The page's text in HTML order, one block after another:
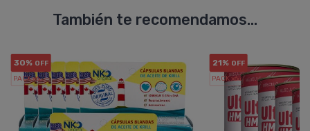
También te recomendamos...
30% OFF
PACK x6u.
21% OFF
PACK x6u.